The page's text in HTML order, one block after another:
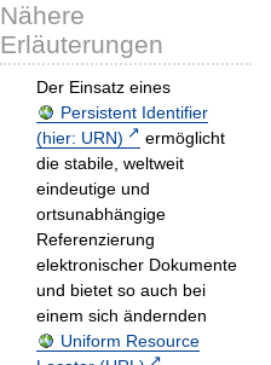
Nähere
Erläuterungen
Der Einsatz eines
Persistent Identifier
(hier: URN)
ermöglicht
die stabile, weltweit
eindeutige und
ortsunabhängige
Referenzierung
elektronischer Dokumente
und bietet so auch bei
einem sich ändernden
Uniform Resource